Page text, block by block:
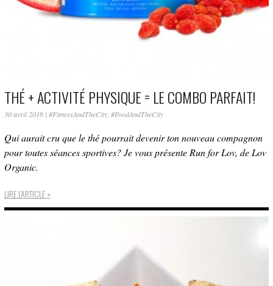
THÉ + ACTIVITÉ PHYSIQUE = LE COMBO PARFAIT!
30 avril 2016 | #FitnessAndTheCity #FoodAndTheCity
Qui aurait cru que le thé pourrait devenir ton nouveau compagnon
pour toutes séances sportives? Je vous présente Run for Lov, de Lov
Organic.
LIRE L'ARTICLE »